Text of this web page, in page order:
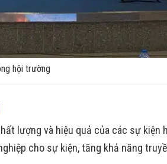
hội trường
lượng và hiệu quả của các sự kiện
cho sự kiện, tăng khả năng